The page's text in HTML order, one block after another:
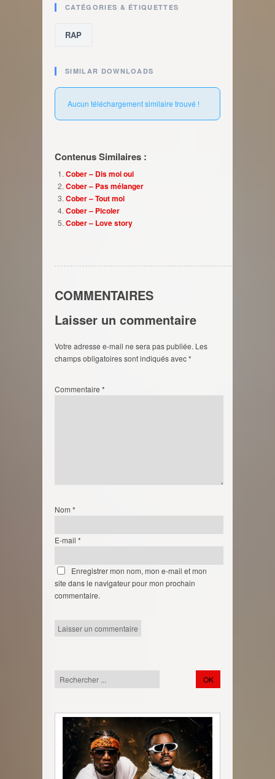
CATÉGORIES & ÉTIQUETTES
RAP
SIMILAR DOWNLOADS
Aucun téléchargement similaire trouvé !
Contenus Similaires :
Cober – Dis moi oui
Cober – Pas mélanger
Cober – Tout moi
Cober – Picoler
Cober – Love story
COMMENTAIRES
Laisser un commentaire
Votre adresse e-mail ne sera pas publiée. Les
champs obligatoires sont indiqués avec*
Commentaire *
Nom *
E-mail *
Enregistrer mon nom, mon e-mail et mon
site dans le navigateur pour mon prochain
commentaire.